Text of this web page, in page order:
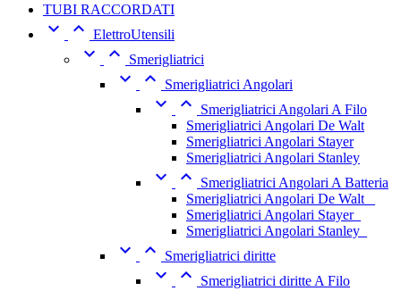
TUBI RACCORDATI
  ElettroUtensili
  Smerigliatrici
  Smerigliatrici Angolari
 
Smerigliatrici Angolari A Filo
Smerigliatrici Angolari De Walt
Smerigliatrici Angolari Stayer
Smerigliatrici Angolari Stanley
 
Smerigliatrici Angolari A Batteria
Smerigliatrici Angolari De Walt _
Smerigliatrici Angolari Stayer_
Smerigliatrici Angolari Stanley_
  Smerigliatrici diritte
 
Smerigliatrici diritte A Filo